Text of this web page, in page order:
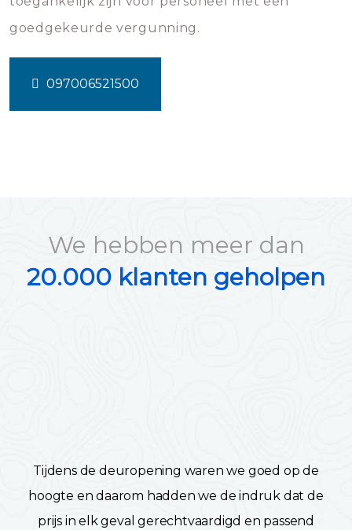
goedgekeurde vergunning.
097006521500
We hebben meer dan
20.000 klanten geholpen
Tijdens de deuropening waren we goed op de
hoogte en daarom hadden we de indruk dat de
prijs in elk geval gerechtvaardigd en passend